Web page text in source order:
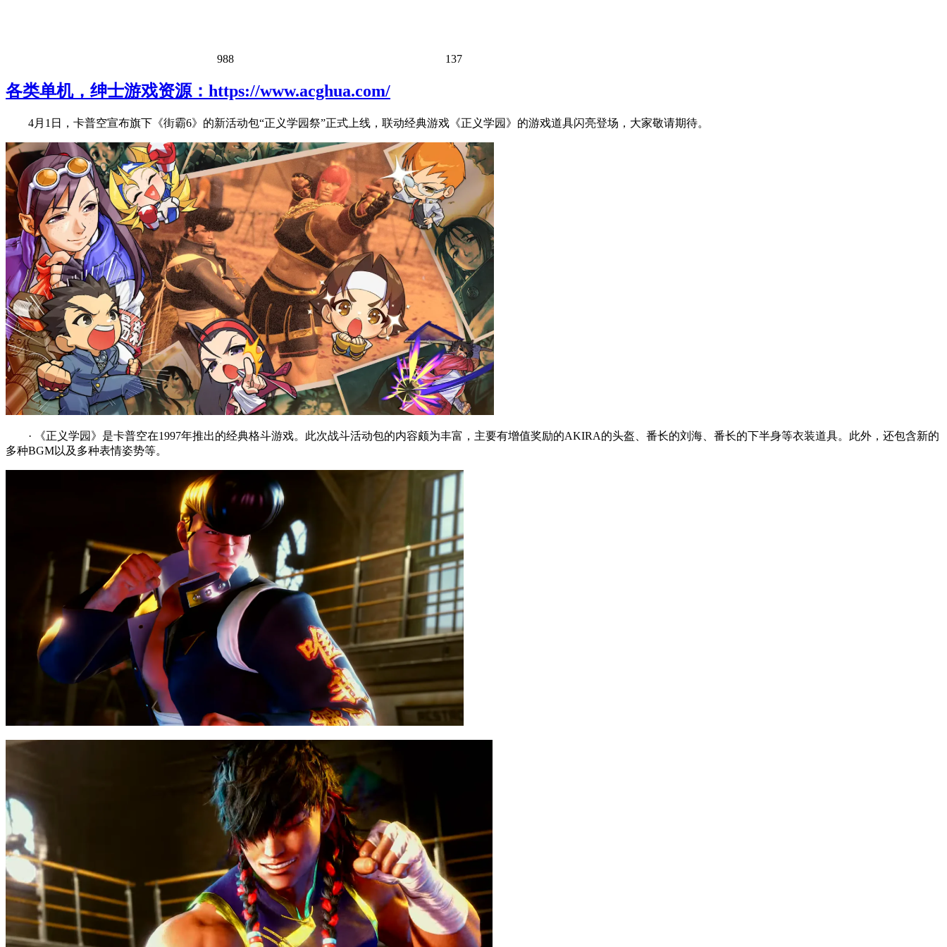
988 137
各类单机，绅士游戏资源：https://www.acghua.com/
4月1日，卡普空宣布旗下《街霸6》的新活动包“正义学园祭”正式上线，联动经典游戏《正义学园》的游戏道具闪亮登场，大家敬请期待。
· 《正义学园》是卡普空在1997年推出的经典格斗游戏。此次战斗活动包的内容颇为丰富，主要有增值奖励的AKIRA的头盔、番长的刘海、番长的下半身等衣装道具。此外，还包含新的
多种BGM以及多种表情姿势等。